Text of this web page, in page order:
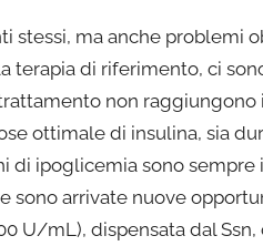
stessi, ma anche problemi
terapia di riferimento, ci
non
ottimale di insulina, sia
di ipoglicemia sono sempre
sono arrivate nuove
U/mL), dispensata dal